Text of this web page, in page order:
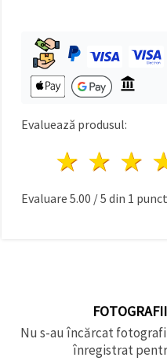
un tip de
cookie -uri
făcând clic
pe butonul
Setări
Evaluează produsul:
2
1 stea
Evaluare 5.00 /5 din 1
Nu s-au încărcat
înregistrat